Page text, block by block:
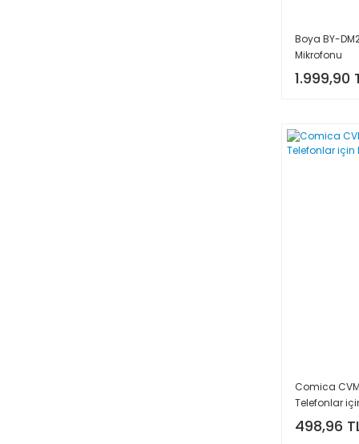
Boya BY-
Mikrofonu
1.999,90
Comica
Telefonlar
498,96